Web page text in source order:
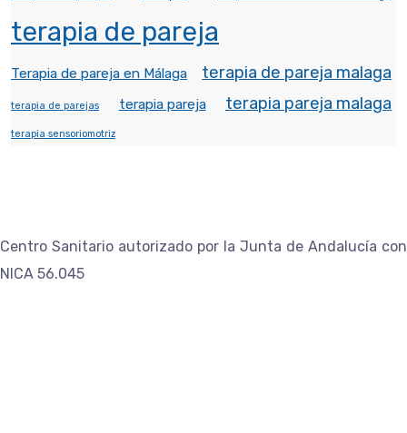
terapia de pareja
Terapia de pareja en Málaga terapia de pareja malaga
terapia de parejas terapia pareja terapia pareja malaga
terapia sensoriomotriz
Centro Sanitario autorizado por la Junta de Andalucía con
NICA 56.045